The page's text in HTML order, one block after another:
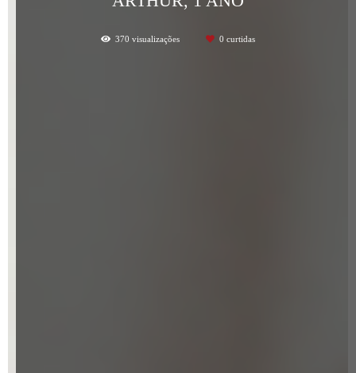
370 visualizações 0 curtidas